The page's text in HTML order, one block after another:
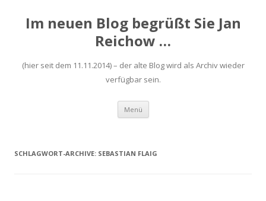
Im neuen Blog begrüßt Sie Jan
Reichow …
(hier seit dem 11.11.2014) – der alte Blog wird als Archiv wieder
verfügbar sein.
Menü Zum
springen
SCHLAGWORT-ARCHIVE: SEBASTIAN FLAIG